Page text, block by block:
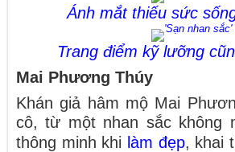
Ánh mắt thiếu sức
Trang điểm kỹ lưỡng
Mai Phương Thúy
Khán giả hâm mộ Mai
cô, từ một nhan sắc không
thông minh khi làm đẹp, khai